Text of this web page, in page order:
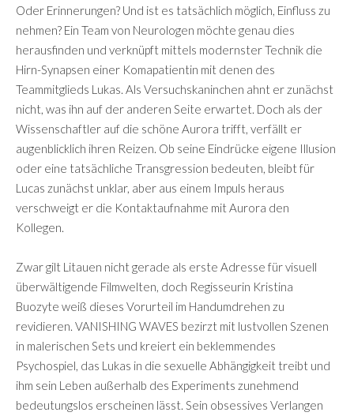
Oder Erinnerungen? Und ist es tatsächlich möglich, Einfluss zu
nehmen? Ein Team von Neurologen möchte genau dies
herausfinden und verknüpft mittels modernster Technik die
Hirn-Synapsen einer Komapatientin mit denen des
Teammitglieds Lukas. Als Versuchskaninchen ahnt er zunächst
nicht, was ihn auf der anderen Seite erwartet. Doch als der
Wissenschaftler auf die schöne Aurora trifft, verfällt er
augenblicklich ihren Reizen. Ob seine Eindrücke eigene Illusion
oder eine tatsächliche Transgression bedeuten, bleibt für
Lucas zunächst unklar, aber aus einem Impuls heraus
verschweigt er die Kontaktaufnahme mit Aurora den
Kollegen.
Zwar gilt Litauen nicht gerade als erste Adresse für visuell
überwältigende Filmwelten, doch Regisseurin Kristina
Buozyte weiß dieses Vorurteil im Handumdrehen zu
revidieren. VANISHING WAVES bezirzt mit lustvollen Szenen
in malerischen Sets und kreiert ein beklemmendes
Psychospiel, das Lukas in die sexuelle Abhängigkeit treibt und
ihm sein Leben außerhalb des Experiments zunehmend
bedeutungslos erscheinen lässt. Sein obsessives Verlangen